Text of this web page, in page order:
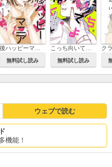
後ハッピーマニア
無料試し読み
こっち向いてよ向井くん
無料試し読み
ウェブで読む
機能！